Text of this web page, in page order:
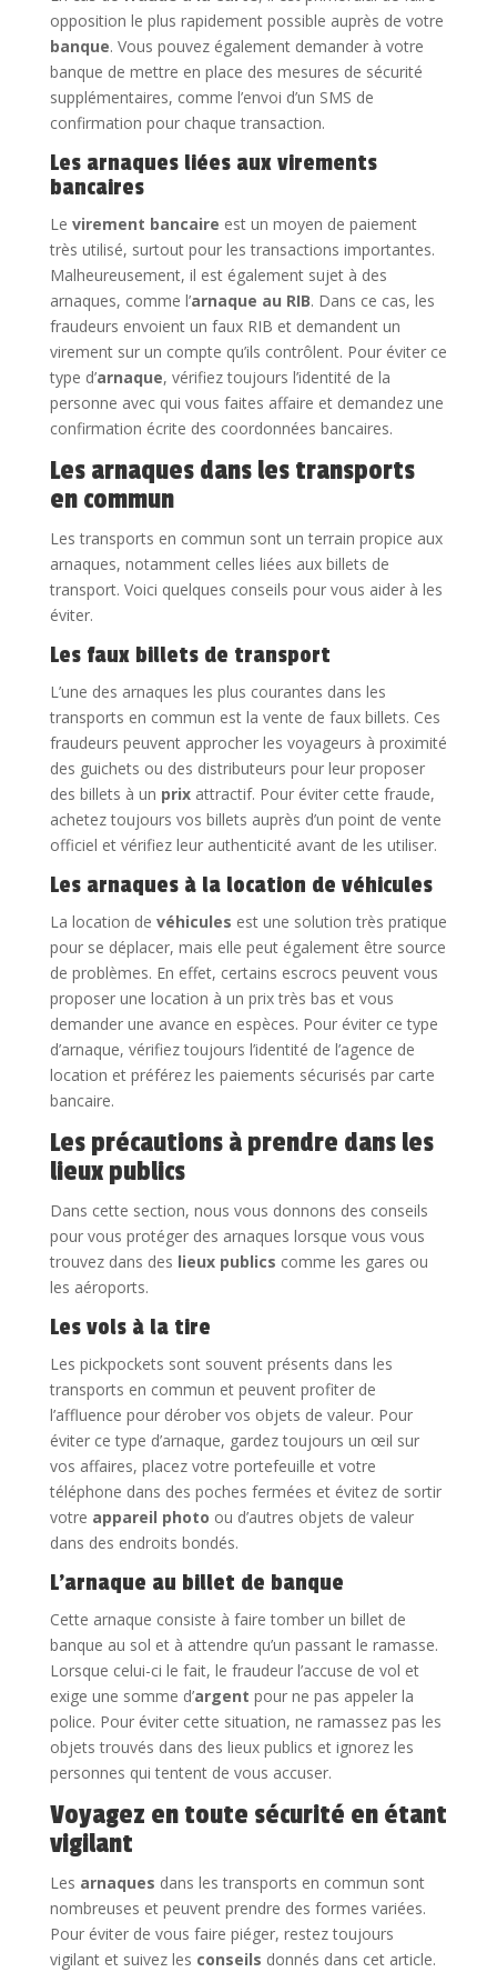
opposition le plus rapidement possible auprès de votre
banque. Vous pouvez également demander à votre
banque de mettre en place des mesures de sécurité
supplémentaires, comme l’envoi d’un SMS de
confirmation pour chaque transaction.
Les arnaques liées aux virements
bancaires
Le virement bancaire est un moyen de paiement
très utilisé, surtout pour les transactions importantes.
Malheureusement, il est également sujet à des
arnaques, comme l’arnaque au RIB. Dans ce cas, les
fraudeurs envoient un faux RIB et demandent un
virement sur un compte qu’ils contrôlent. Pour éviter ce
type d’arnaque, vérifiez toujours l’identité de la
personne avec qui vous faites affaire et demandez une
confirmation écrite des coordonnées bancaires.
Les arnaques dans les transports
en commun
Les transports en commun sont un terrain propice aux
arnaques, notamment celles liées aux billets de
transport. Voici quelques conseils pour vous aider à les
éviter.
Les faux billets de transport
L’une des arnaques les plus courantes dans les
transports en commun est la vente de faux billets. Ces
fraudeurs peuvent approcher les voyageurs à proximité
des guichets ou des distributeurs pour leur proposer
des billets à un prixattractif. Pour éviter cette fraude,
achetez toujours vos billets auprès d’un point de vente
officiel et vérifiez leur authenticité avant de les utiliser.
Les arnaques à la location de véhicules
La location de véhicules est une solution très pratique
pour se déplacer, mais elle peut également être source
de problèmes. En effet, certains escrocs peuvent vous
proposer une location à un prix très bas et vous
demander une avance en espèces. Pour éviter ce type
d’arnaque, vérifiez toujours l’identité de l’agence de
location et préférez les paiements sécurisés par carte
bancaire.
Les précautions à prendre dans les
lieux publics
Dans cette section, nous vous donnons des conseils
pour vous protéger des arnaques lorsque vous vous
trouvez dans des lieux publics comme les gares ou
les aéroports.
Les vols à la tire
Les pickpockets sont souvent présents dans les
transports en commun et peuvent profiter de
l’affluence pour dérober vos objets de valeur. Pour
éviter ce type d’arnaque, gardez toujours un œil sur
vos affaires, placez votre portefeuille et votre
téléphone dans des poches fermées et évitez de sortir
votre appareil photo ou d’autres objets de valeur
dans des endroits bondés.
L’arnaque au billet de banque
Cette arnaque consiste à faire tomber un billet de
banque au sol et à attendre qu’un passant le ramasse.
Lorsque celui-ci le fait, le fraudeur l’accuse de vol et
exige une somme d’argent pour ne pas appeler la
police. Pour éviter cette situation, ne ramassez pas les
objets trouvés dans des lieux publics et ignorez les
personnes qui tentent de vous accuser.
Voyagez en toute sécurité en étant
vigilant
Les arnaques dans les transports en commun sont
nombreuses et peuvent prendre des formes variées.
Pour éviter de vous faire piéger, restez toujours
vigilant et suivez les conseils donnés dans cet article.